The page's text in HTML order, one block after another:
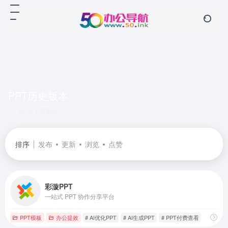
排序 发布 更新 浏览 点赞
彩漩PPT
一站式 PPT 协作分享平台
PPT模板 办公提效 # AI优化PPT # AI生成PPT # PPT付费查看